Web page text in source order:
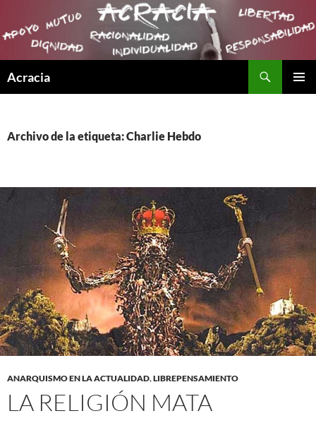
Acracia
Archivo de la etiqueta: Charlie Hebdo
ANARQUISMO EN LA ACTUALIDAD,LIBREPENSAMIENTO
LA RELIGIÓN MATA